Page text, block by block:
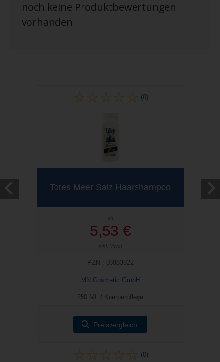
noch keine Produktbewertungen
vorhanden
(0)
Totes Meer Salz Haarshampoo
ab
5,53 €
inkl. Mwst
PZN : 06883822
MN Cosmetic GmbH
250 ML / Koerperpflege
Preisvergleich
(0)